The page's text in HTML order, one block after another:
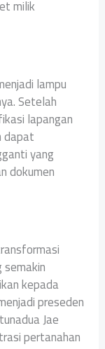
milik
lampu
Setelah
lapangan
dapat
yang
dokumen
kepada
preseden
Jae
pertanahan